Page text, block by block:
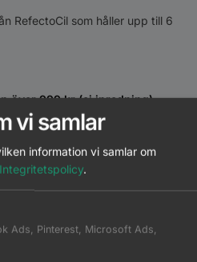
RefectoCil som håller upp till 6
över 999 kr (ej inredning)
vid köp från 15000 kr
önskat ombud
vi samlar
information vi samlar om
Integritetspolicy.
Ads, Pinterest, Microsoft Ads,